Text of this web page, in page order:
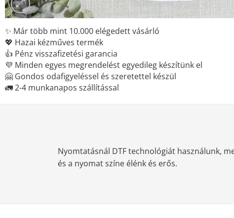
✨ Már több mint 10.000 elégedett vásárló
💖 Hazai kézműves termék
👍 Pénz visszafizetési garancia
💜 Minden egyes megrendelést egyedileg készítünk el
🤗 Gondos odafigyeléssel és szeretettel készül
🚛 2-4 munkanapos szállítással
Nyomtatásnál DTF technológiát használunk,
és a nyomat színe élénk és erős.